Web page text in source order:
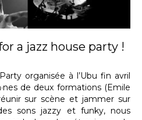
a jazz house party !
organisée à l’Ubu fin avril
de deux formations (Emile
sur scène et jammer sur
sons jazzy et funky, nous